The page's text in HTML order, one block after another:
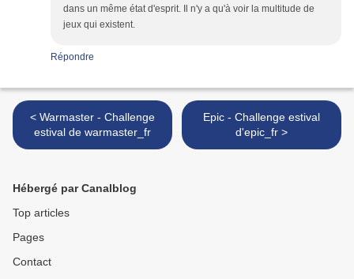
dans un même état d'esprit. Il n'y a qu'à voir la multitude de
jeux qui existent.
Répondre
< Warmaster - Challenge
estival de warmaster_fr
Epic - Challenge estival
d'epic_fr >
Hébergé par Canalblog
Top articles
Pages
Contact